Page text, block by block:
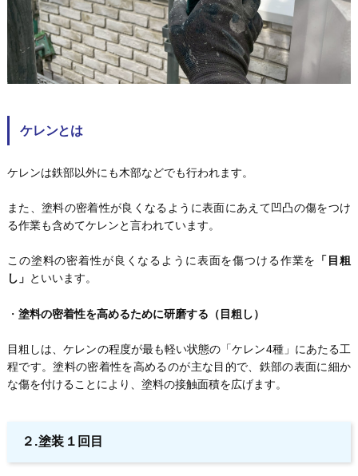
ケレンとは
ケレンは鉄部以外にも木部などでも行われます。
また、塗料の密着性が良くなるように表面にあえて凹凸の傷をつけ
る作業も含めてケレンと言われています。
この塗料の密着性が良くなるように表面を傷つける作業を
「目粗
し」 といいます。
・ 塗料の密着性を高めるために研磨する（目粗し）
目粗しは、ケレンの程度が最も軽い状態の「ケレン4種」にあたる工
程です。塗料の密着性を高めるのが主な目的で、鉄部の表面に細か
な傷を付けることにより、塗料の接触面積を広げます。
２.塗装１回目